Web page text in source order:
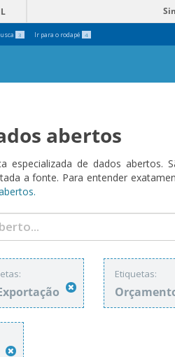
3 Ir para o rodapé 4
Ferramentas
Pessoais
abertos
especializada de dados
a fonte. Para entender
Etiquetas: